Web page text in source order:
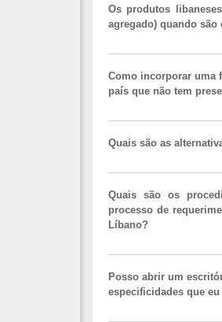
Os produtos
agregado) quando são
Como incorporar uma
país que não tem
Quais são as
Quais são os
processo de
Líbano?
Posso abrir um
especificidades que